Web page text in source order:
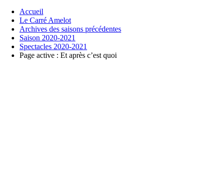
Accueil
Le Carré Amelot
Archives des saisons précédentes
Saison 2020-2021
Spectacles 2020-2021
Page active : Et après c’est quoi